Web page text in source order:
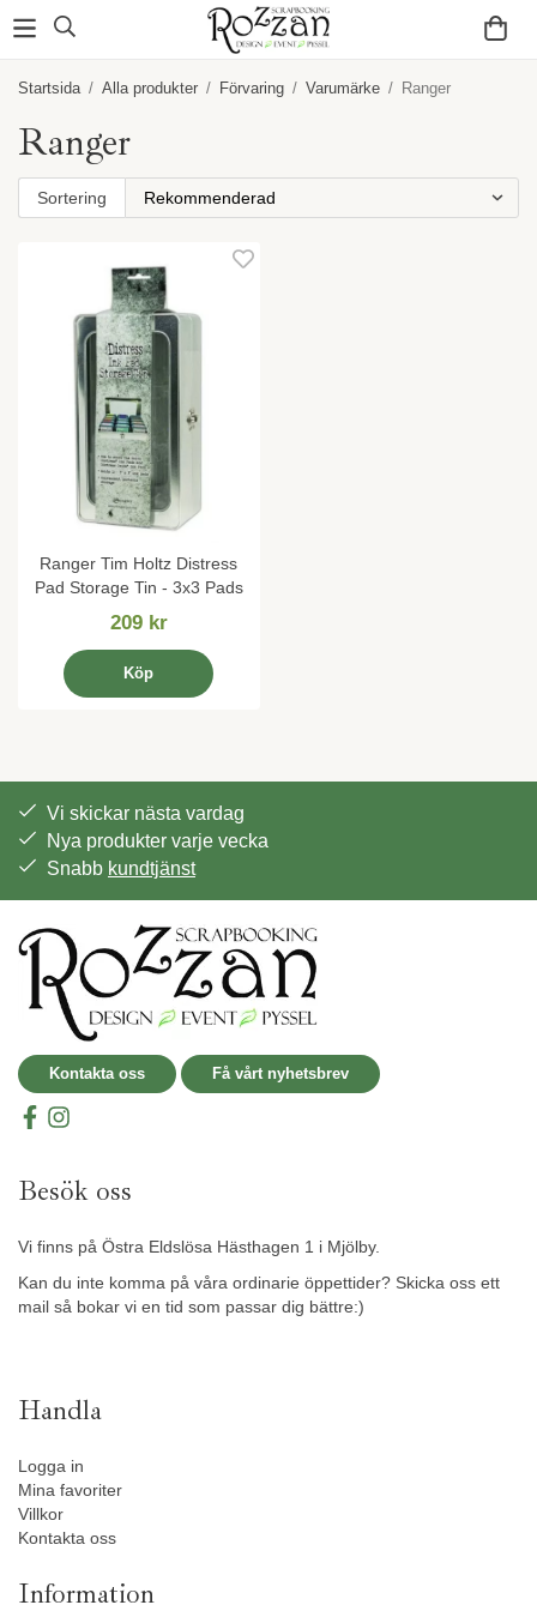
Startsida / Alla produkter / Förvaring / Varumärke / Ranger
Ranger
Sortering
Ranger Tim Holtz Distress
Pad Storage Tin - 3x3 Pads
209 kr
Köp
Vi skickar nästa vardag
Nya produkter varje vecka
Snabb kundtjänst
Kontakta oss Få vårt nyhetsbrev
Besök oss
Vi finns på Östra Eldslösa Hästhagen 1 i Mjölby.
Kan du inte komma på våra ordinarie öppettider? Skicka oss ett
mail så bokar vi en tid som passar dig bättre:)
Handla
Logga in
Mina favoriter
Villkor
Kontakta oss
Information